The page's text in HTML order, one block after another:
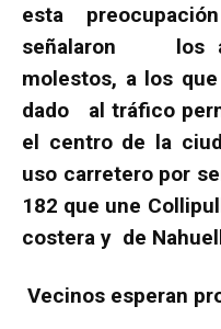
esta
señalaron los
molestos, a los
dado al tráfico
el centro de la
uso carretero por
182 que une
costera y de
Vecinos esperan